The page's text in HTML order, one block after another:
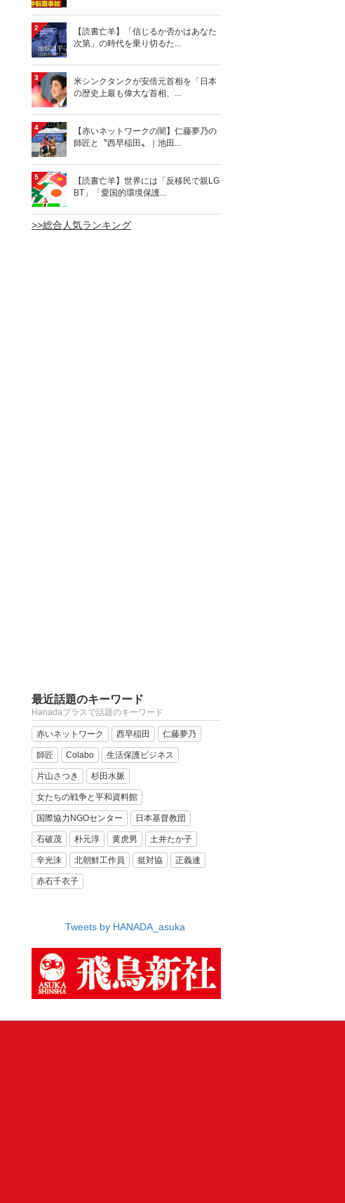
2
【読書亡羊】「信じるか否かはあなた
次第」の時代を乗り切るた...
3
米シンクタンクが安倍元首相を「日本
の歴史上最も偉大な首相、...
4
【赤いネットワークの闇】仁藤夢乃の
師匠と〝西早稲田〟｜池田...
5
【読書亡羊】世界には「反移民で親LG
BT」「愛国的環境保護...
>>総合人気ランキング
最近話題のキーワード
Hanadaプラスで話題のキーワード
赤いネットワーク 西早稲田 仁藤夢乃
師匠 Colabo 生活保護ビジネス
片山さつき 杉田水脈
女たちの戦争と平和資料館
国際協力NGOセンター 日本基督教団
石破茂 朴元淳 黄虎男 土井たか子
辛光洙 北朝鮮工作員 挺対協 正義連
赤石千衣子
Tweets by HANADA_asuka